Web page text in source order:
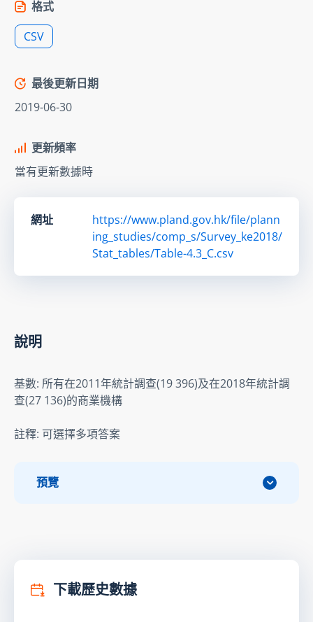
格式
CSV
最後更新日期
2019-06-30
更新頻率
當有更新數據時
網址
https://www.pland.gov.hk/file/plann
ing_studies/comp_s/Survey_ke2018/
Stat_tables/Table-4.3_C.csv
說明
基數: 所有在2011年統計調查(19 396)及在2018年統計調
查(27 136)的商業機構
註釋: 可選擇多項答案
預覽
下載歷史數據